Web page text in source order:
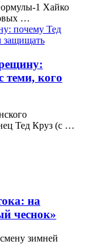
1 Хайко
…
теми, кого
Тед Круз (с …
на
чеснок»
зимней